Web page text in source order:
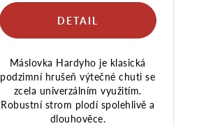
Máslovka Hardyho je klasická
podzimní hrušeň výtečné chuti se
zcela univerzálním využitím.
Robustní strom plodí spolehlivě a
dlouhověce.